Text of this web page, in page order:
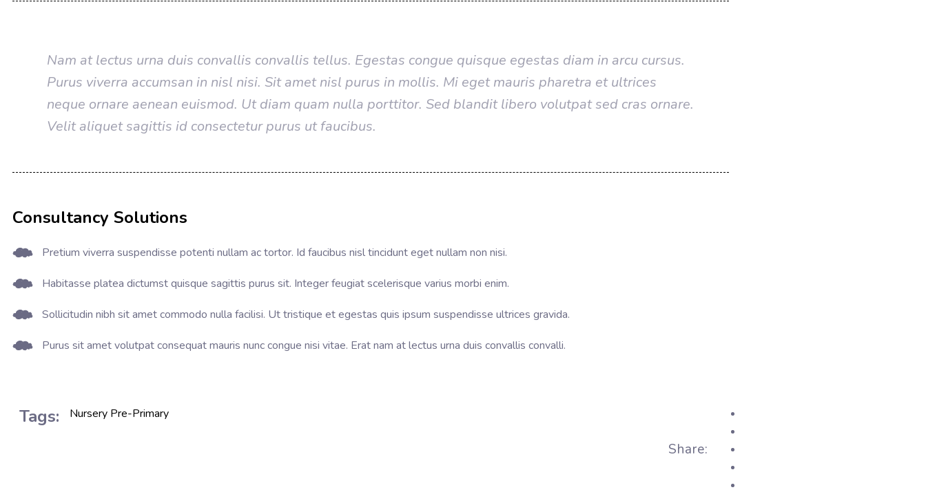
Nam at lectus urna duis convallis convallis tellus. Egestas congue quisque egestas diam in arcu cursus.
Purus viverra accumsan in nisl nisi. Sit amet nisl purus in mollis. Mi eget mauris pharetra et ultrices
neque ornare aenean euismod. Ut diam quam nulla porttitor. Sed blandit libero volutpat sed cras ornare.
Velit aliquet sagittis id consectetur purus ut faucibus.
Consultancy Solutions
Pretium viverra suspendisse potenti nullam ac tortor. Id faucibus nisl tincidunt eget nullam non nisi.
Habitasse platea dictumst quisque sagittis purus sit. Integer feugiat scelerisque varius morbi enim.
Sollicitudin nibh sit amet commodo nulla facilisi. Ut tristique et egestas quis ipsum suspendisse ultrices gravida.
Purus sit amet volutpat consequat mauris nunc congue nisi vitae. Erat nam at lectus urna duis convallis convalli.
Tags: Nursery Pre-Primary
Share: